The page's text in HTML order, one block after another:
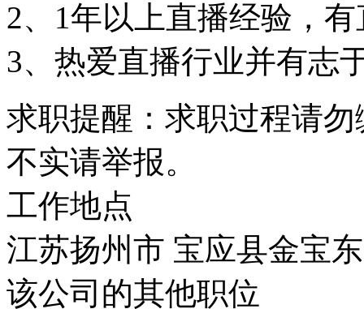
2、1年以上直播经验，
3、热爱直播行业并有志
求职提醒：求职过程请
不实请举报。
工作地点
江苏扬州市 宝应县金宝
该公司的其他职位